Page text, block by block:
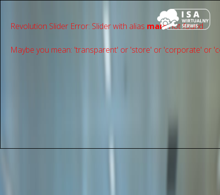
Revolution Slider Error: Slider with alias mainnot found.
Maybe you mean: 'transparent' or 'store' or 'сorporate' or